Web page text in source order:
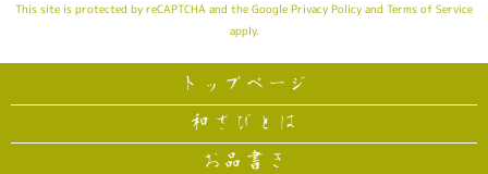
This site is protected by reCAPTCHA and the Google Privacy Policy and Terms of Service
apply.
トップページ
和さびとは
お品書き